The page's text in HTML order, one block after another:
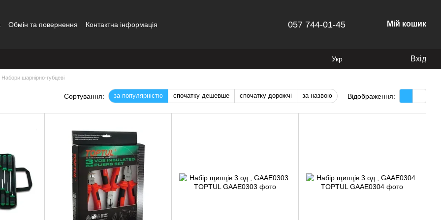
Обмін та повернення Контактна інформація 057 744-01-45 Мій кошик
Укр Вхід
Набори шарнірно-губцеві
Сортування: за популярністю спочатку дешевше спочатку дорожчі за назвою Відображення: